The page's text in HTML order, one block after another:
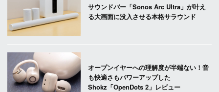
サウンドバー「Sonos Arc Ultra」が叶え
る大画面に没入させる本格サラウンド
オープンイヤーへの理解度が半端ない！音
も快適さもパワーアップした
Shokz「OpenDots 2」レビュー